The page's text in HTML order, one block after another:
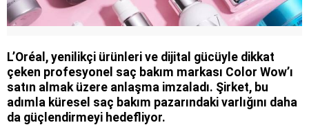
L’Oréal, yenilikçi ürünleri ve dijital gücüyle dikkat
çeken profesyonel saç bakım markası Color Wow’ı
satın almak üzere anlaşma imzaladı. Şirket, bu
adımla küresel saç bakım pazarındaki varlığını daha
da güçlendirmeyi hedefliyor.